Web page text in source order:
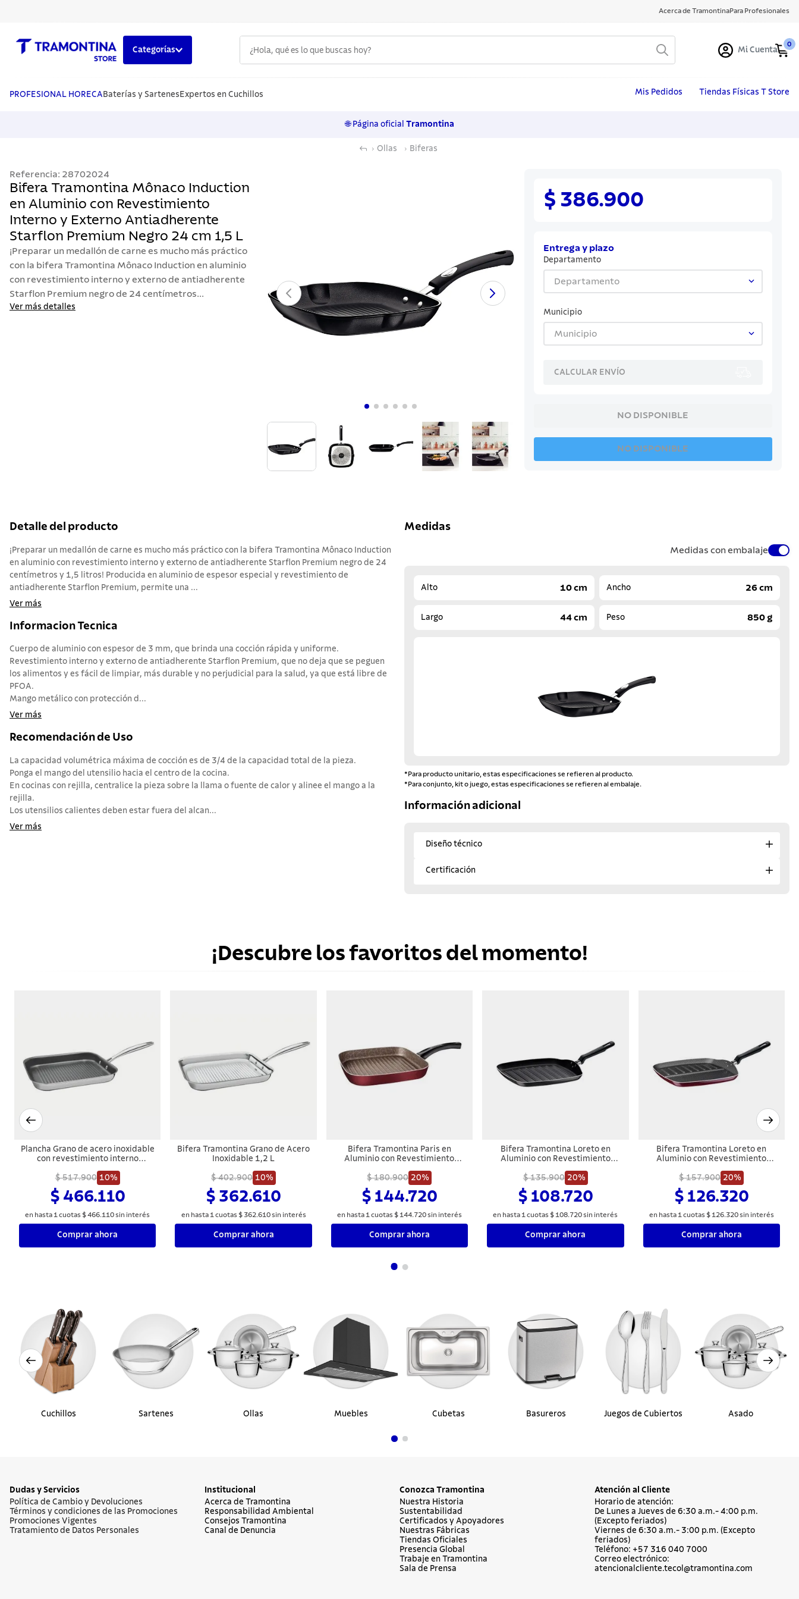
Acerca de TramontinaPara Profesionales
Categorías Mi Cuenta
0
PROFESIONAL HORECA Baterías y Sartenes Expertos en Cuchillos Mis Pedidos Tiendas Físicas T Store
🌐 Página oficial Tramontina
Ollas Biferas
Referencia: 28702024
Bifera Tramontina Mônaco Induction
en Aluminio con Revestimiento
Interno y Externo Antiadherente
Starflon Premium Negro 24 cm 1,5 L
¡Preparar un medallón de carne es mucho más práctico
con la bifera Tramontina Mônaco Induction en aluminio
con revestimiento interno y externo de antiadherente
Starflon Premium negro de 24 centímetros...
Ver más detalles
$ 386.900
Entrega y plazo
Departamento
Departamento
Municipio
Municipio
CALCULAR ENVÍO
NO DISPONIBLE
NO DISPONIBLE
Detalle del producto
¡Preparar un medallón de carne es mucho más práctico con la bifera Tramontina Mônaco Induction
en aluminio con revestimiento interno y externo de antiadherente Starflon Premium negro de 24
centímetros y 1,5 litros! Producida en aluminio de espesor especial y revestimiento de
antiadherente Starflon Premium, permite una ...
Ver más
Informacion Tecnica
Cuerpo de aluminio con espesor de 3 mm, que brinda una cocción rápida y uniforme.
Revestimiento interno y externo de antiadherente Starflon Premium, que no deja que se peguen
los alimentos y es fácil de limpiar, más durable y no perjudicial para la salud, ya que está libre de
PFOA.
Mango metálico con protección d...
Ver más
Recomendación de Uso
La capacidad volumétrica máxima de cocción es de 3/4 de la capacidad total de la pieza.
Ponga el mango del utensilio hacia el centro de la cocina.
En cocinas con rejilla, centralice la pieza sobre la llama o fuente de calor y alinee el mango a la
rejilla.
Los utensilios calientes deben estar fuera del alcan...
Ver más
Medidas
Medidas con embalaje
Alto 10 cm Ancho 26 cm
Largo 44 cm Peso 850 g
*Para producto unitario, estas especificaciones se refieren al producto.
*Para conjunto, kit o juego, estas especificaciones se refieren al embalaje.
Información adicional
Diseño técnico
Certificación
¡Descubre los favoritos del momento!
Plancha Grano de acero inoxidable
con revestimiento interno
$ 517.900 10%
$ 466.110
en hasta 1 cuotas $466.110sin interés
Comprar ahora
Bifera Tramontina Grano de Acero
Inoxidable 1,2 L
$ 402.900 10%
$ 362.610
en hasta 1 cuotas $ 362.610sin interés
Comprar ahora
Bifera Tramontina Paris en
Aluminio con Revestimiento
Max y Externo de Silicona Rojo 28
cm 2,3 L
$ 180.900 20%
$ 144.720
en hasta 1 cuotas $ 144.720sin interés
Comprar ahora
Bifera Tramontina Loreto en
Aluminio con Revestimiento
Max y Mango Baquelita 26 cm 1,0
L Grafito
$ 135.900 20%
$ 108.720
en hasta 1 cuotas $ 108.720sin interés
Comprar ahora
Bifera Tramontina Loreto en
Aluminio con Revestimiento
Max y Exterior Siliconado Rojo 26
$ 157.900 20%
$ 126.320
en hasta 1 cuotas $ 126.320sin interés
Comprar ahora
Cuchillos Sartenes Ollas Muebles Cubetas Basureros Juegos de Cubiertos Asado
Dudas y Servicios
Política de Cambio y Devoluciones
Términos y condiciones de las Promociones
Promociones Vigentes
Tratamiento de Datos Personales
Institucional
Acerca de Tramontina
Responsabilidad Ambiental
Consejos Tramontina
Canal de Denuncia
Conozca Tramontina
Nuestra Historia
Sustentabilidad
Certificados y Apoyadores
Nuestras Fábricas
Tiendas Oficiales
Presencia Global
Trabaje en Tramontina
Sala de Prensa
Atención al Cliente
Horario de atención:
De Lunes a Jueves de 6:30 a.m.- 4:00 p.m.
(Excepto feriados)
Viernes de 6:30 a.m.- 3:00 p.m. (Excepto
feriados)
Teléfono: +57 316 040 7000
Correo electrónico:
atencionalcliente.tecol@tramontina.com
1.
cuchillos
5 . lavaplatos